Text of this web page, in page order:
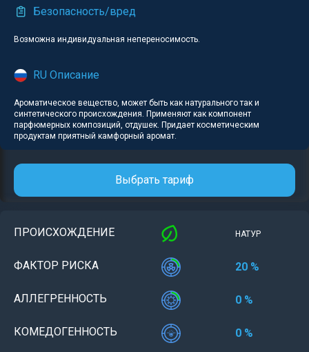
Безопасность/вред
Возможна индивидуальная непереносимость.
RU Описание
Ароматическое вещество, может быть как натурального так и
синтетического происхождения. Применяют как компонент
парфюмерных композиций, отдушек. Придает косметическим
продуктам приятный камфорный аромат.
Выбрать тариф
ПРОИСХОЖДЕНИЕ НАТУР
ФАКТОР РИСКА 20 %
АЛЛЕГРЕННОСТЬ 0 %
КОМЕДОГЕННОСТЬ 0 %